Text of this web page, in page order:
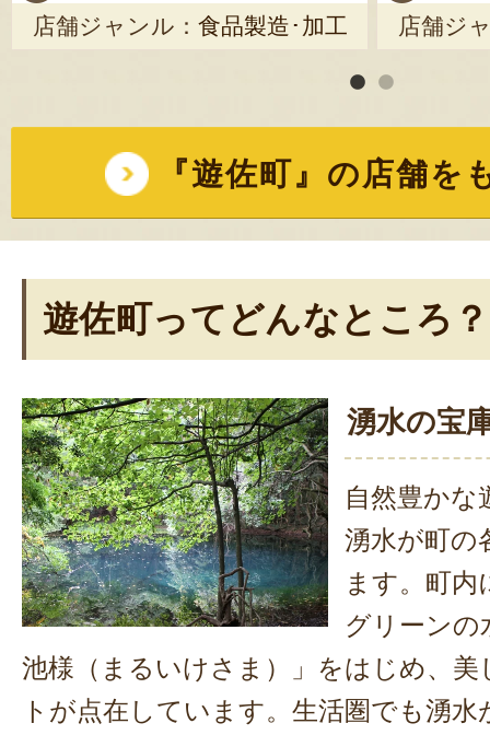
山形県飽海郡遊佐町
店舗ジャンル： 食品製造･加工 店舗ジ
『遊佐町』の店舗を
遊佐町ってどんなところ？
湧水の宝
自然豊かな
湧水が町の
ます。町
グリーンの
池様（まるいけさま）」をはじめ、
トが点在しています。生活圏でも湧